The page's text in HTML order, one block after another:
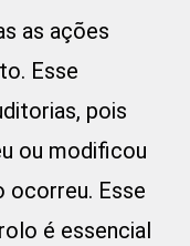
as ações
Esse
pois
ou modificou
ocorreu. Esse
é essencial